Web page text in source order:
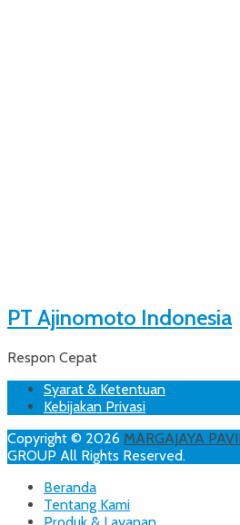
PT Ajinomoto Indonesia
Respon Cepat
Footer
Menu
Skip
Syarat & Ketentuan
Kebijakan Privasi
Copyright © 2026 MARGAJAYA
GROUP All Rights Reserved.
Beranda
Tentang Kami